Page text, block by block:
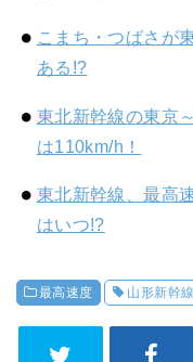
こまち・つばさが
ある!?
東北新幹線の東京
は110km/h！
東北新幹線、最高
はいつ!?
最高速度 山形新幹線